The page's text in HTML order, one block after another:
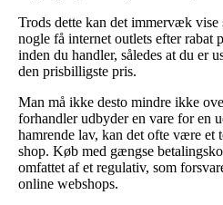
Trods dette kan det immervæk
nogle få internet outlets efter rabat
inden du handler, således at du er
den prisbilligste pris.
Man må ikke desto mindre ikke
forhandler udbyder en vare for en
hamrende lav, kan det ofte være et
shop. Køb med gængse
omfattet af et regulativ, som
online webshops.